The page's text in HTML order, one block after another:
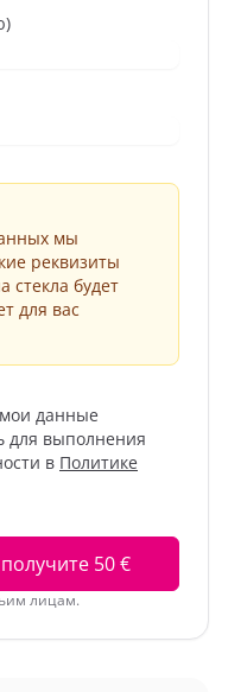
мы
реквизиты
стекла будет
для вас
данные
для выполнения
в Политике
50 €
лицам.